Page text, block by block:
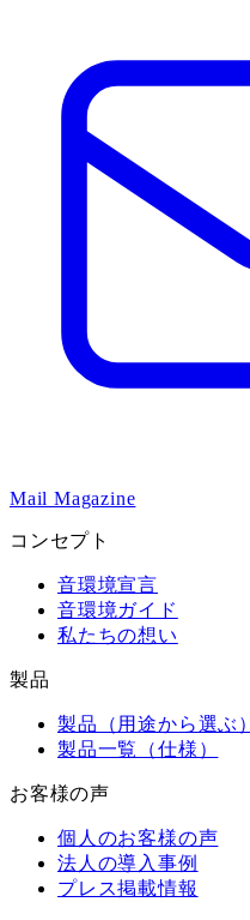
Mail Magazine
コンセプト
音環境宣言
音環境ガイド
私たちの想い
製品
製品（用途から選ぶ）
製品一覧（仕様）
お客様の声
個人のお客様の声
法人の導入事例
プレス掲載情報